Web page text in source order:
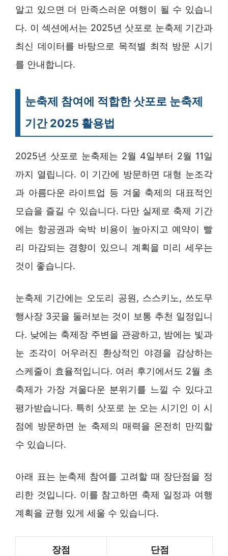
알고 있으면 더 만족스러운 여행이 될 수 있습니
다. 이 섹션에서는 2025년 삿포로 눈축제 기간과
최신 데이터를 바탕으로 목적별 최적 방문 시기
를 안내합니다.
눈축제 참여에 적합한삿포로 눈축제
기간 2025 활용법
2025년 삿포로 눈축제는 2월 4일부터 2월 11일
까지 열립니다. 이 기간에 방문하면 대형 눈조각
과 아름다운 라이트업 등 겨울 축제의 대표적인
모습을 즐길 수 있습니다. 다만 실제로 축제 기간
에는 항공권과 숙박 비용이 높아지고 예약이 빨
리 마감되는 경향이 있으니 계획을 미리 세우는
것이 좋습니다.
눈축제 기간에는 오도리 공원, 스스키노, 쓰도무
행사장 3곳을 둘러보는 것이 보통 추천 일정입니
다. 낮에는 축제장 주변을 관광하고, 밤에는 빛과
눈 조각이 어우러진 환상적인 야경을 감상하는
스케줄이 효율적입니다. 여러 후기에서도 2월 초
축제가 가장 겨울다운 분위기를 느낄 수 있다고
평가받습니다. 특히 삿포로 눈 오는 시기인 이 시
점에 방문하면 눈 축제의 매력을 온전히 만끽할
수 있습니다.
아래 표는 눈축제 참여를 고려할 때 장단점을 정
리한 것입니다. 이를 참고하면 축제 일정과 여행
계획을 균형 있게 세울 수 있습니다.
장점 단점